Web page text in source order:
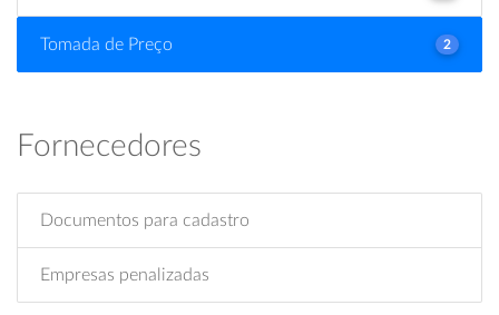
Tomada de Preço 2
Fornecedores
Documentos para cadastro
Empresas penalizadas